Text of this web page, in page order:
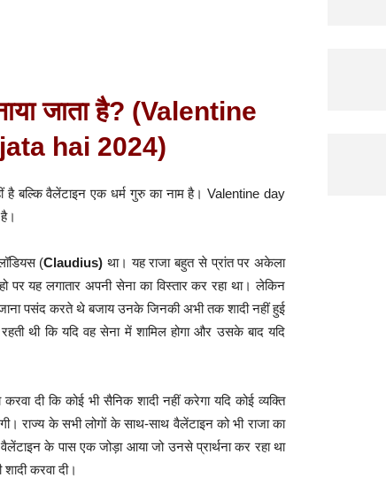
जाता है? (Valentine
hai 2024)
है बल्कि वैलेंटाइन एक धर्म गुरु का नाम है। Valentine day
(Claudius) था। यह राजा बहुत से प्रांत पर अकेला
पर यह लगातार अपनी सेना का विस्तार कर रहा था।लेकिन
पसंद करते थे बजाय उनके जिनकी अभी तक शादी नहीं हुई
थी कि यदि वह सेना में शामिल होगा और उसके बाद यदि
दी कि कोई भी सैनिक शादी नहीं करेगा यदि कोई व्यक्ति
राज्य के सभी लोगों के साथ-साथ वैलेंटाइन को भी राजा का
के पास एक जोड़ा आया जो उनसे प्रार्थना कर रहा था
करवा दी।